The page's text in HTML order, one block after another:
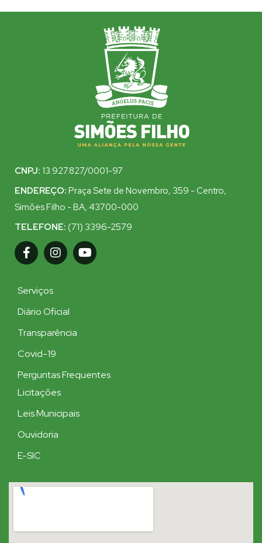
CNPJ: 13.927.827/0001-97
ENDEREÇO: Praça Sete de Novembro, 359 - Centro,
Simões Filho - BA, 43700-000
TELEFONE: (71) 3396-2579
Serviços
Diário Oficial
Transparência
Covid-19
Perguntas Frequentes
Licitações
Leis Municipais
Ouvidoria
E-SIC